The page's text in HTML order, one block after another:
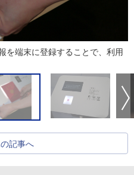
を端末に登録することで、利用
記事へ